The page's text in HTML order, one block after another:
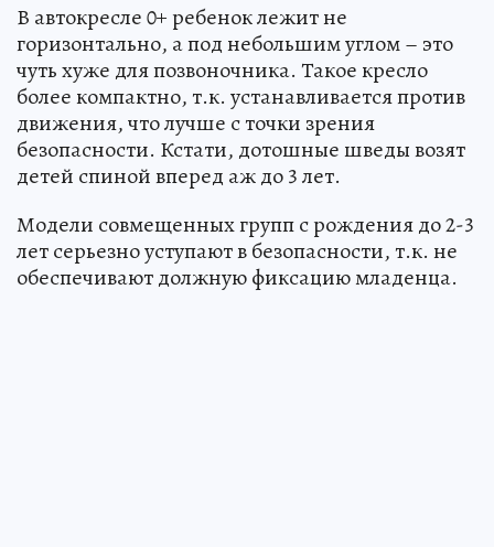
В автокресле 0+ ребенок лежит не
горизонтально, а под небольшим углом – это
чуть хуже для позвоночника. Такое кресло
более компактно, т.к. устанавливается против
движения, что лучше с точки зрения
безопасности. Кстати, дотошные шведы возят
детей спиной вперед аж до 3 лет.
Модели совмещенных групп с рождения до 2-3
лет серьезно уступают в безопасности, т.к. не
обеспечивают должную фиксацию младенца.